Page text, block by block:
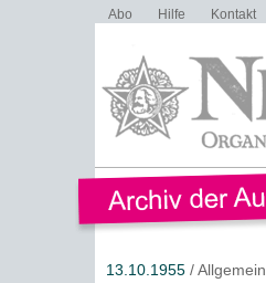
Abo Hilfe Kontakt
13.10.1955/ Allgemein